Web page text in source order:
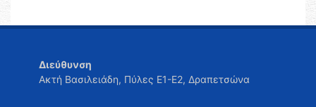
Διεύθυνση
Ακτή Βασιλειάδη, Πύλες Ε1-Ε2, Δραπετσώνα